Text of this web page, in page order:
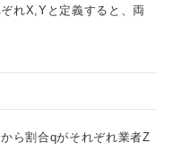
れX,Yと定義すると、両
ら割合qがそれぞれ業者Z